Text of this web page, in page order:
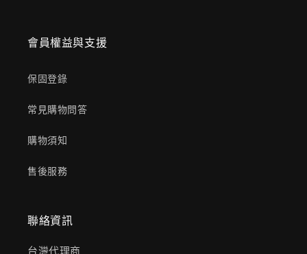
會員權益與支援
保固登錄
常見購物問答
購物須知
售後服務
聯絡資訊
台灣代理商